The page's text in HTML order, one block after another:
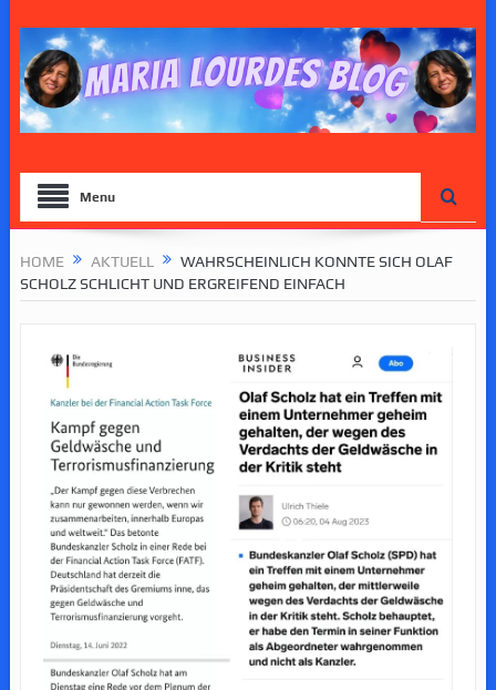
Menu
HOME AKTUELL
WAHRSCHEINLICH KONNTE SICH OLAF
SCHOLZ SCHLICHT UND ERGREIFEND EINFACH